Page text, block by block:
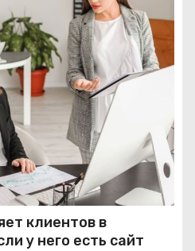
клиентов в
у него есть сайт